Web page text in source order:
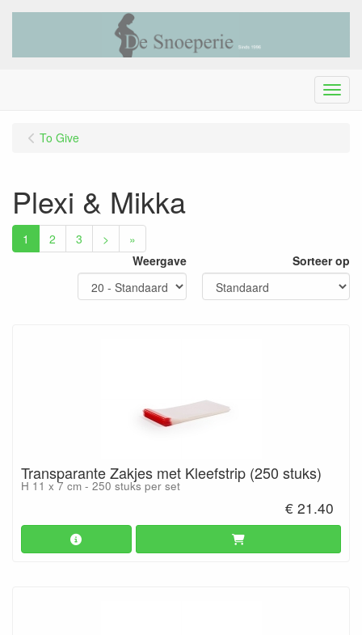
Menu
To Give
Plexi & Mikka
1 2 3 >
»
Weergave
Sorteer op
Transparante Zakjes met Kleefstrip (250 stuks)
H 11 x 7 cm - 250 stuks per set
€ 21.40